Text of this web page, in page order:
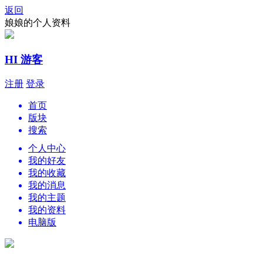
返回
娘娘的个人资料
HI 游客
注册 登录
首页
版块
搜索
个人中心
我的好友
我的收藏
我的消息
我的主题
我的资料
电脑版